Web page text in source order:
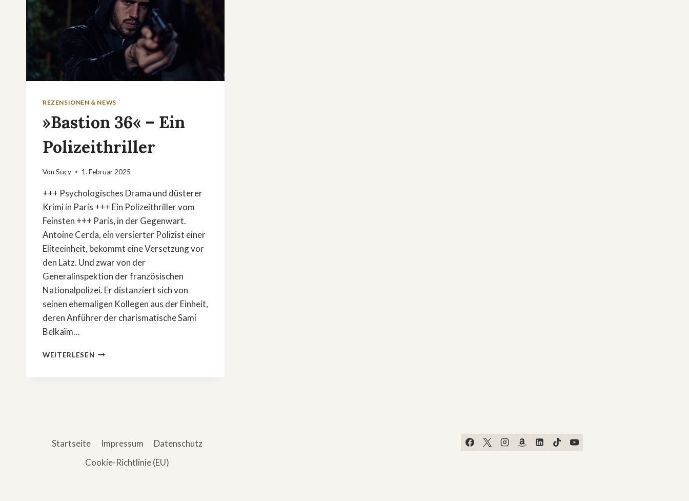
REZENSIONEN & NEWS
»Bastion 36« – Ein
Polizeithriller
Von Sucy 1. Februar 2025
+++ Psychologisches Drama und düsterer
Krimi in Paris +++ Ein Polizeithriller vom
Feinsten +++ Paris, in der Gegenwart.
Antoine Cerda, ein versierter Polizist einer
Eliteeinheit, bekommt eine Versetzung vor
den Latz. Und zwar von der
Generalinspektion der französischen
Nationalpolizei. Er distanziert sich von
seinen ehemaligen Kollegen aus der Einheit,
deren Anführer der charismatische Sami
Belkaïm…
WEITERLESEN »BASTION
Startseite Impressum
Datenschutz
Cookie-Richtlinie (EU)